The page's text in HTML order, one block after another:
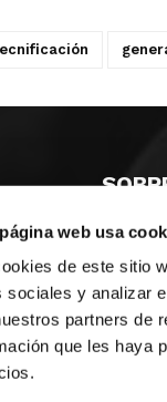
web usa
de este sitio
sociales y analizar
partners de
que les haya